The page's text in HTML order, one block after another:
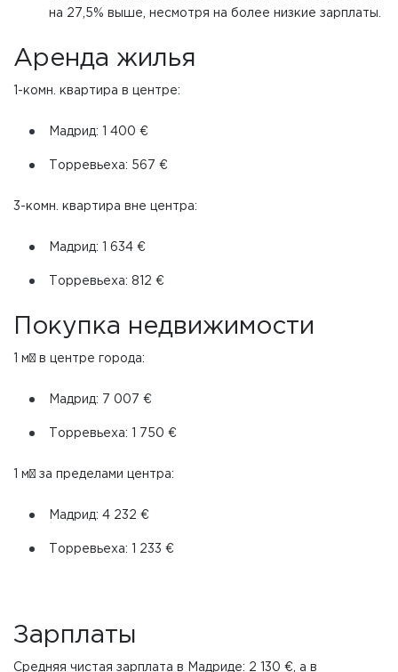
на 27,5% выше, несмотря на более низкие зарплаты.
Аренда жилья
1-комн. квартира в центре:
Мадрид: 1 400 €
Торревьеха: 567 €
3-комн. квартира вне центра:
Мадрид: 1 634 €
Торревьеха: 812 €
Покупка недвижимости
1 м² в центре города:
Мадрид: 7 007 €
Торревьеха: 1 750 €
1 м² за пределами центра:
Мадрид: 4 232 €
Торревьеха: 1 233 €
Зарплаты
Средняя чистая зарплата в Мадриде: 2 130 €, а в